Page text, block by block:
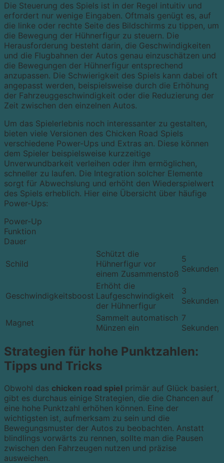
Die Steuerung des Spiels ist in der Regel intuitiv und
erfordert nur wenige Eingaben. Oftmals genügt es, auf
die linke oder rechte Seite des Bildschirms zu tippen, um
die Bewegung der Hühnerfigur zu steuern. Die
Herausforderung besteht darin, die Geschwindigkeiten
und die Flugbahnen der Autos genau einzuschätzen und
die Bewegungen der Hühnerfigur entsprechend
anzupassen. Die Schwierigkeit des Spiels kann dabei oft
angepasst werden, beispielsweise durch die Erhöhung
der Fahrzeuggeschwindigkeit oder die Reduzierung der
Zeit zwischen den einzelnen Autos.
Um das Spielerlebnis noch interessanter zu gestalten,
bieten viele Versionen des Chicken Road Spiels
verschiedene Power-Ups und Extras an. Diese können
dem Spieler beispielsweise kurzzeitige
Unverwundbarkeit verleihen oder ihm ermöglichen,
schneller zu laufen. Die Integration solcher Elemente
sorgt für Abwechslung und erhöht den Wiederspielwert
des Spiels erheblich. Hier eine Übersicht über häufige
Power-Ups:
Power-Up
Funktion
Dauer
Schild
Schützt die
Hühnerfigur vor
einem Zusammenstoß
5
Sekunden
Geschwindigkeitsboost
Erhöht die
Laufgeschwindigkeit
der Hühnerfigur
3
Sekunden
Magnet
Sammelt automatisch
Münzen ein
7
Sekunden
Strategien für hohe Punktzahlen:
Tipps und Tricks
Obwohl das chicken road spiel primär auf Glück basiert,
gibt es durchaus einige Strategien, die die Chancen auf
eine hohe Punktzahl erhöhen können. Eine der
wichtigsten ist, aufmerksam zu sein und die
Bewegungsmuster der Autos zu beobachten. Anstatt
blindlings vorwärts zu rennen, sollte man die Pausen
zwischen den Fahrzeugen nutzen und präzise
ausweichen.